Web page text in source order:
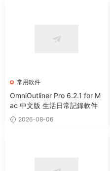
常用軟件
OmniOutliner Pro 6.2.1 for M
ac 中文版 生活日常記錄軟件
2026-08-06